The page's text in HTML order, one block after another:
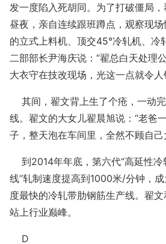
发一度陷入死胡同。为了打破僵局
昼夜，亲自连续跟班蹲点，观察现
的立式上料机、顶交45°冷轧机、冷
二部部长尹海庆说：“翟总白天处理
大衣守在技改现场，光这一点就令人
其间，翟文背上生了个疮，一动
线。翟文的大女儿翟晨旭说：“老爸
子，整天泡在车间里，全然不顾自
到2014年年底，第六代“高延性冷
线”轧制速度提高到1000米/分钟，
度最快的冷轧带肋钢筋生产线。翟
站上行业巅峰。
D